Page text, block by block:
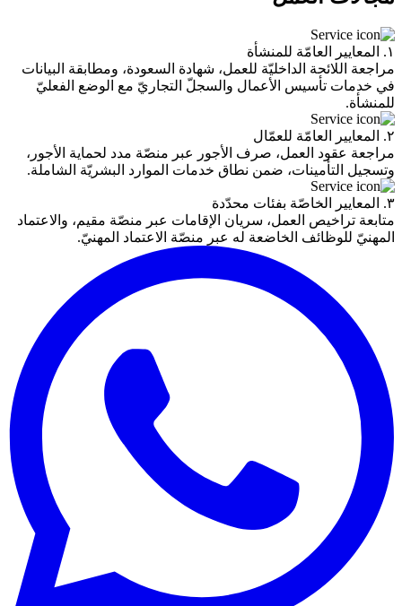
١. المعايير العامّة للمنشأة
مراجعة اللائحة الداخليّة للعمل، شهادة السعودة، ومطابقة البيانات
في خدمات تأسيس الأعمال والسجلّ التجاريّ مع الوضع الفعليّ
للمنشأة.
٢. المعايير العامّة للعمّال
مراجعة عقود العمل، صرف الأجور عبر منصّة مدد لحماية الأجور،
وتسجيل التأمينات، ضمن نطاق خدمات الموارد البشريّة الشاملة.
٣. المعايير الخاصّة بفئات محدّدة
متابعة تراخيص العمل، سريان الإقامات عبر منصّة مقيم، والاعتماد
المهنيّ للوظائف الخاضعة له عبر منصّة الاعتماد المهنيّ.